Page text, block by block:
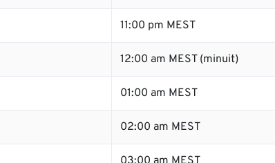
11:00 pm MEST
12:00 am MEST (minuit)
01:00 am MEST
02:00 am MEST